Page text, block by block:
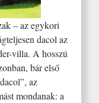
– az egykori
dacol az
villa. A hosszú
bár első
az
mondanak: a